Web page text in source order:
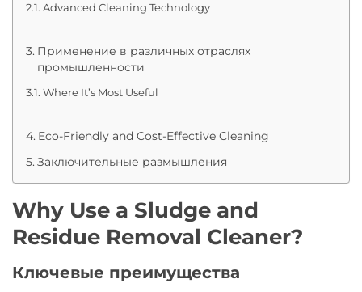
Advanced Cleaning Technology
Применение в различных отраслях
промышленности
Where It’s Most Useful
Eco-Friendly and Cost-Effective Cleaning
Заключительные размышления
Why Use a Sludge and
Residue Removal Cleaner?
Ключевые преимущества